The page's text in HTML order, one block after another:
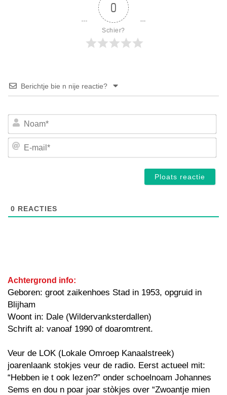
0
Schier?
Berichtje bie n nije reactie?
E-
0 REACTIES
Achtergrond info:
Geboren: groot zaikenhoes Stad in 1953, opgruid in
Blijham
Woont in: Dale (Wildervanksterdallen)
Schrift al: vanoaf 1990 of doaromtrent.
Veur de LOK (Lokale Omroep Kanaalstreek)
joarenlaank stokjes veur de radio. Eerst actueel mit:
“Hebben ie t ook lezen?” onder schoelnoam Johannes
Sems en dou n poar joar stòkjes over “Zwoantje mien